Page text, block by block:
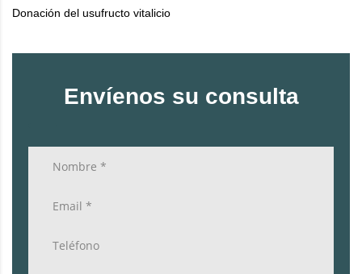
Donación del usufructo vitalicio
Envíenos su consulta